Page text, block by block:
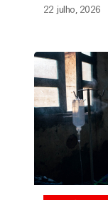
22 julho, 2026